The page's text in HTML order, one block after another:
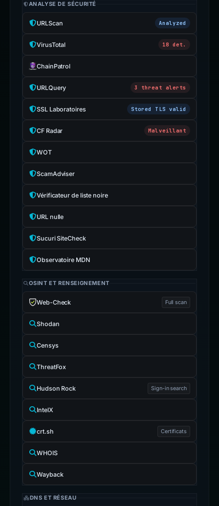
ANALYSE DE SÉCURITÉ
URLScan Analyzed
VirusTotal 18 det.
ChainPatrol
URLQuery 3 threat alerts
SSL Laboratoires Stored TLS valid
CF Radar Malveillant
WOT
ScamAdviser
Vérificateur de liste noire
URL nulle
Sucuri SiteCheck
Observatoire MDN
OSINT ET RENSEIGNEMENT
Web-Check Full scan
Shodan
Censys
ThreatFox
Hudson Rock Sign-in search
IntelX
crt.sh Certificats
WHOIS
Wayback
DNS ET RÉSEAU